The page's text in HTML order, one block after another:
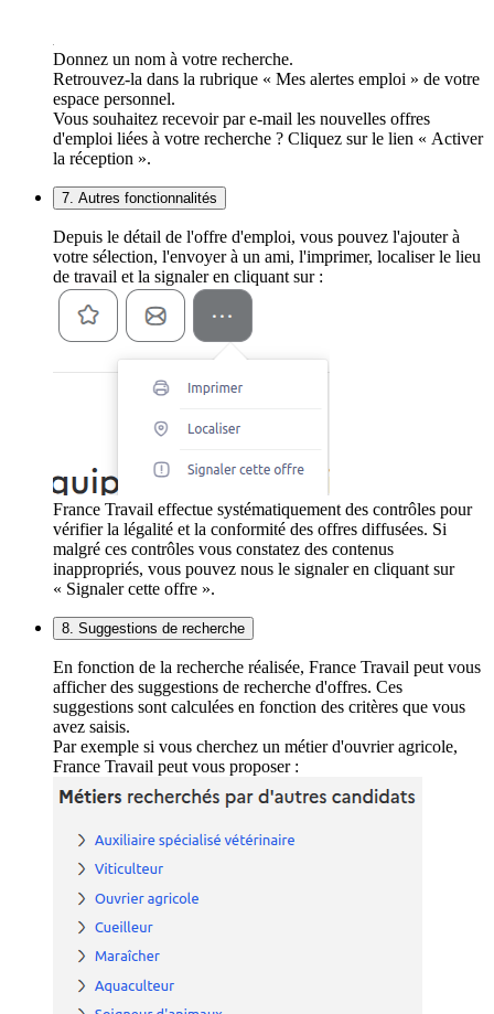
Donnez un nom à votre recherche.
Retrouvez-la dans la rubrique « Mes alertes emploi » de votre
espace personnel.
Vous souhaitez recevoir par e-mail les nouvelles offres
d'emploi liées à votre recherche ? Cliquez sur le lien « Activer
la réception ».
7. Autres fonctionnalités
Depuis le détail de l'offre d'emploi, vous pouvez l'ajouter à
votre sélection, l'envoyer à un ami, l'imprimer, localiser le lieu
de travail et la signaler en cliquant sur :
France Travail effectue systématiquement des contrôles pour
vérifier la légalité et la conformité des offres diffusées. Si
malgré ces contrôles vous constatez des contenus
inappropriés, vous pouvez nous le signaler en cliquant sur
« Signaler cette offre ».
8. Suggestions de recherche
En fonction de la recherche réalisée, France Travail peut vous
afficher des suggestions de recherche d'offres. Ces
suggestions sont calculées en fonction des critères que vous
avez saisis.
Par exemple si vous cherchez un métier d'ouvrier agricole,
France Travail peut vous proposer :